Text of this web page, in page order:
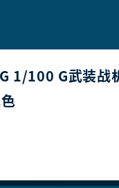
1/100 G武装战